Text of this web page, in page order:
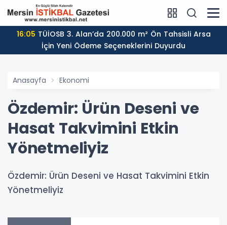
16:05
İçin Yeni Ödeme Seçeneklerini Duyurdu
Anasayfa Ekonomi
Özdemir: Ürün Deseni ve
Hasat Takvimini Etkin
Yönetmeliyiz
Özdemir: Ürün Deseni ve Hasat Takvimini Etkin
Yönetmeliyiz